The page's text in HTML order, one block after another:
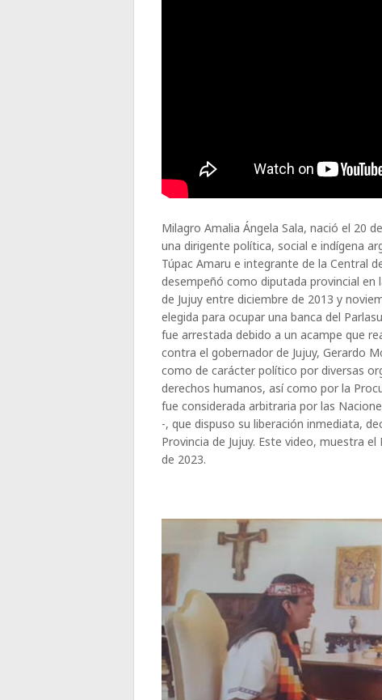
Milagro Amalia Ángela Sala, nació el 20
una dirigente política, social e indígena
Túpac Amaru e integrante de la Central
desempeñó como diputada provincial en
de Jujuy entre diciembre de 2013 y
elegida para ocupar una banca del
fue arrestada debido a un acampe que
contra el gobernador de Jujuy, Gerardo
como de carácter político por diversas
derechos humanos, así como por la
fue considerada arbitraria por las
-, que dispuso su liberación inmediata,
Provincia de Jujuy. Este video, muestra
de 2023.